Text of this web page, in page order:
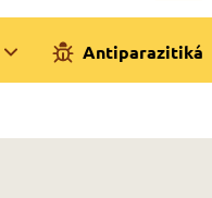
Antiparazitiká